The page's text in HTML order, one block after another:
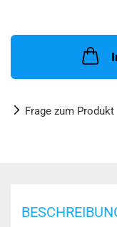
Frage zum Produkt